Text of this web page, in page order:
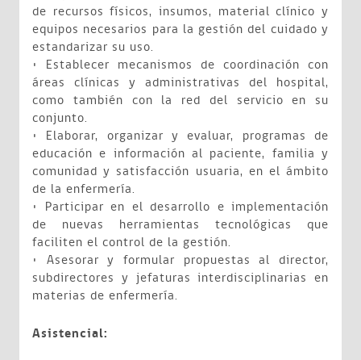
de recursos físicos, insumos, material clínico y
equipos necesarios para la gestión del cuidado y
estandarizar su uso.
• Establecer mecanismos de coordinación con
áreas clínicas y administrativas del hospital,
como también con la red del servicio en su
conjunto.
• Elaborar, organizar y evaluar, programas de
educación e información al paciente, familia y
comunidad y satisfacción usuaria, en el ámbito
de la enfermería.
• Participar en el desarrollo e implementación
de nuevas herramientas tecnológicas que
faciliten el control de la gestión.
• Asesorar y formular propuestas al director,
subdirectores y jefaturas interdisciplinarias en
materias de enfermería.
Asistencial: